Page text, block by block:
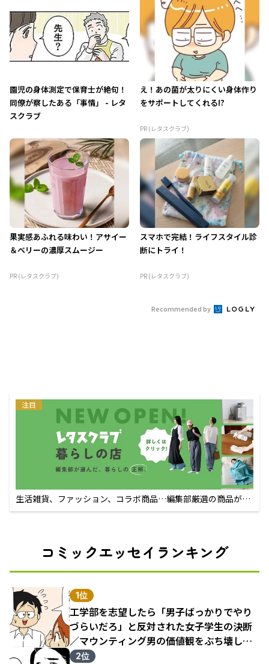
園児の身体測定で保育士が絶句！
同僚が察したある「事情」 - レタ
スクラブ
え！あの菌が太りにくい身体作り
をサポートしてくれる!?
PR (レタスクラブ)
果実感あふれる味わい！アサイー
＆ベリーの濃厚スムージー
PR (レタスクラブ)
スマホで完結！ライフスタイル診
断にトライ！
PR (レタスクラブ)
Recommended by
注目
生活雑貨、ファッション、コラボ商品…編集部厳選の商品が買
えるECサイト
コミックエッセイランキング
1位
工学部を志望したら「男子ばっかりでやり
づらいだろ」と反対された女子学生の決断
／マウンティング男の価値観をぶち壊した
結果（1）
2位